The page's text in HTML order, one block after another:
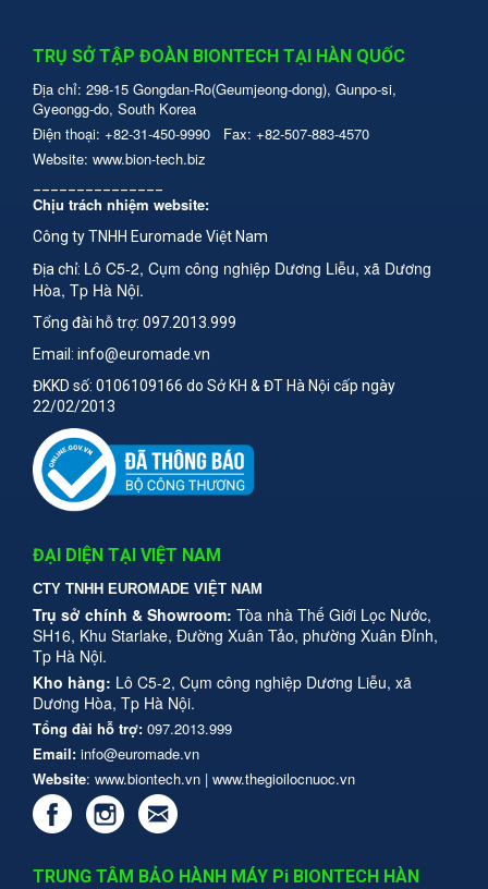
TRỤ SỞ TẬP ĐOÀN BIONTECH TẠI HÀN QUỐC
Địa chỉ: 298-15 Gongdan-Ro(Geumjeong-dong), Gunpo-si,
Gyeongg-do, South Korea
Điện thoại: +82-31-450-9990 Fax: +82-507-883-4570
Website: www.bion-tech.biz
Chịu trách nhiệm website:
Công ty TNHH Euromade Việt Nam
Địa chỉ: Lô C5-2, Cụm công nghiệp Dương Liễu, xã Dương
Hòa, Tp Hà Nội.
Tổng đài hỗ trợ: 097.2013.999
Email: info@euromade.vn
ĐKKD số: 0106109166 do Sở KH & ĐT Hà Nội cấp ngày
22/02/2013
ĐẠI DIỆN TẠI VIỆT NAM
CTY TNHH EUROMADE VIỆT NAM
Trụ sở chính & Showroom: Tòa nhà Thế Giới Lọc Nước,
SH16, Khu Starlake, Đường Xuân Tảo, phường Xuân Đỉnh,
Tp Hà Nội.
Kho hàng: Lô C5-2, Cụm công nghiệp Dương Liễu, xã
Dương Hòa, Tp Hà Nội.
Tổng đài hỗ trợ: 097.2013.999
Email: info@euromade.vn
Website: www.biontech.vn | www.thegioilocnuoc.vn
TRUNG TÂM BẢO HÀNH MÁY Pi BIONTECH HÀN